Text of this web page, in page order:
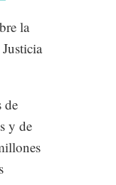
la
de
y de